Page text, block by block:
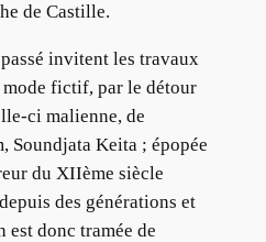
de Castille.
invitent les travaux
mode fictif, par le détour
ci malienne, de
Soundjata Keita ; épopée
du XIIème siècle
des générations et
est donc tramée de